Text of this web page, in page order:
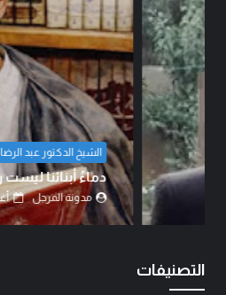
الشيخ الدكتور عبد الرضا البهادلي
دماءُ أبنائنا ليست رخيصة..!
مدونة المرجل أغسطس 07, 2026
التصنيفات